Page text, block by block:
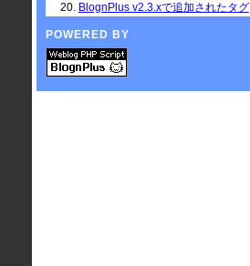
BlognPlus v2.3.xで追加されたタグ
POWERED BY